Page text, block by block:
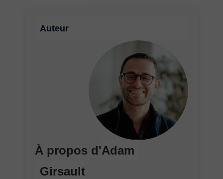
Auteur
À propos d'Adam
Girsault